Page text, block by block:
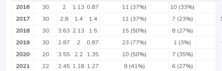
2016
30 2 1.13 0.87 11 (37%) 10 (33%)
2017
30 2.8 1.4 1.4 11 (37%) 7 (23%)
2018
30 3.63 2.13 1.5 15 (50%) 8 (27%)
2019
30 2.87 2 0.87 23 (77%) 1 (3%)
2020
20 3.55 2.2 1.35 10 (50%) 7 (35%)
2021
22 2.45 1.18 1.27 9 (41%) 6 (27%)